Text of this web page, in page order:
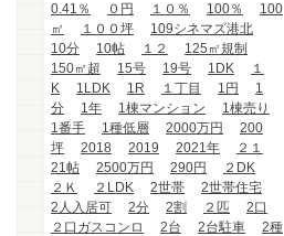
0.41％ ０円 １０％ 100％
100
㎡
１００坪
109シネマズ港北
10分
10帖 １２
125㎡規制
150㎡超
15号 19号 1DK
１
K
1LDK 1R １丁目 1円
1
分
1年 1棟マンション
1棟売り
1番手
1種低層 2000万円
200
坪
2018 2019 2021年
２１
21帖
2500万円 290円
２DK
２Ｋ
２LDK 2世帯
2世帯住宅
2人入居可
2分 2割 ２匹
2口
２口ガスコンロ
2台 2台駐車
2種